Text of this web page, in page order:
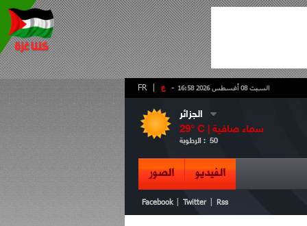
- ع FR السبت 08 أغسطس 2026 16:58
الجزائر
29° C | سماء صافية
الرطوبة : 50
الفيديو الصور
Facebook Twitter Rss